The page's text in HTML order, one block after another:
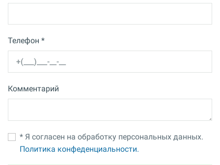
Телефон *
Комментарий
* Я согласен на обработку персональных данных.
Политика конфеденциальности.